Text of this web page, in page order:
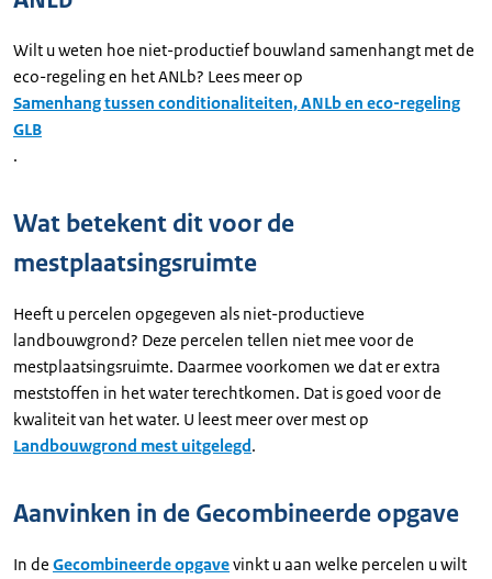
Wilt u weten hoe niet-productief bouwland samenhangt met de
eco-regeling en het ANLb? Lees meer op
Samenhang tussen conditionaliteiten, ANLb en eco-regeling
GLB
.
Wat betekent dit voor de
mestplaatsingsruimte
Heeft u percelen opgegeven als niet-productieve
landbouwgrond? Deze percelen tellen niet mee voor de
mestplaatsingsruimte. Daarmee voorkomen we dat er extra
meststoffen in het water terechtkomen. Dat is goed voor de
kwaliteit van het water. U leest meer over mest op
Landbouwgrond mest uitgelegd.
Aanvinken in de Gecombineerde opgave
In de Gecombineerde opgavevinkt u aan welke percelen u wilt